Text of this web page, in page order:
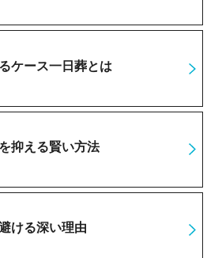
ケース一日葬とは
抑える賢い方法
ける深い理由